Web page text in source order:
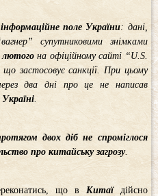
поле України: дані,
супутниковими знімками
лютогона офіційному сайті “U.S.
застосовує санкції. При цьому
два дні про це не написав
Україні
двох діб не спроміглося
про китайську загрозу.
що в Китаїдійсно